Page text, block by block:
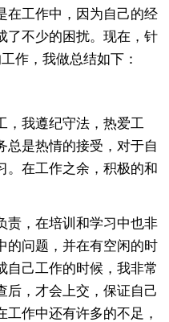
在工作中，因为自己的经
了不少的困扰。现在，针
作，我做总结如下：
我遵纪守法，热爱工
总是热情的接受，对于自
。在工作之余，积极的和
，在培训和学习中也非
的问题，并在有空闲的时
自己工作的时候，我非常
后，才会上交，保证自己
作中还有许多的不足，